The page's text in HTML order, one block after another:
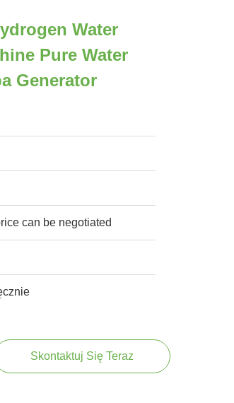
Water
Pure Water
Generator
can be negotiated
Skontaktuj Się Teraz